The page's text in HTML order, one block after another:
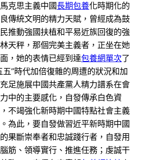
克思主義中國長期包養化時期化的
傳統文明的精力天賦，曾經成為鼓
推動強國扶植和平易近族回復的強
天秤，那個完美主義者，正坐在她
，她的表情已經到達包養網單次了
五”時代加倍復雜的周遭的狀況和加
足施展中國共產黨人精力譜系在會
中的主要感化，自發傳承白色資
不竭強化新時期中國特點社會主義
為此，要自發做習近平新時期中國
果斷崇奉者和忠誠踐行者，自發用
筋、領導實行、推進任務；虔誠干